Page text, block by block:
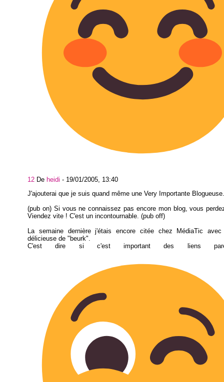
12 De heidi - 19/01/2005, 13:40
J'ajouterai que je suis quand même une Very Importante Blogueuse.
(pub on) Si vous ne connaissez pas encore mon blog, vous
Viendez vite ! C'est un incontournable. (pub off)
La semaine dernière j'étais encore citée chez MédiaTic avec
délicieuse de "beurk".
C'est dire si c'est important des liens